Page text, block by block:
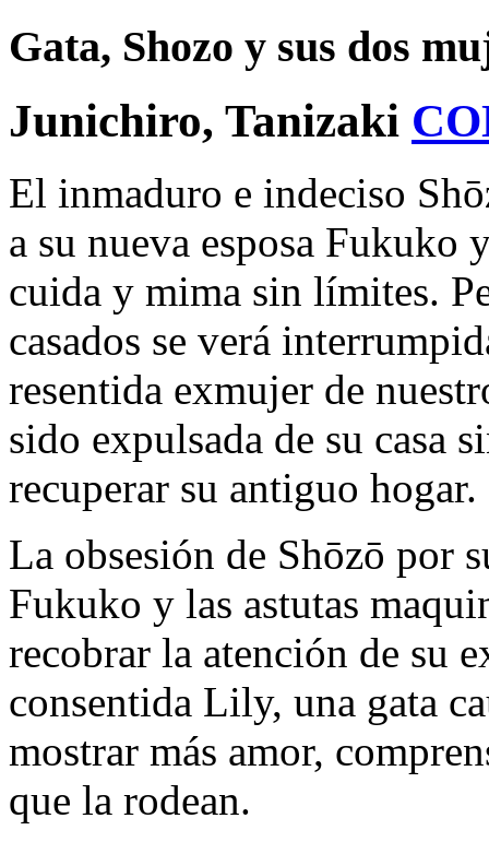
Gata, Shozo y sus dos
Junichiro, Tanizaki
El inmaduro e indeciso
a su nueva esposa Fukuko
cuida y mima sin límites.
casados se verá
resentida exmujer de
sido expulsada de su casa
recuperar su antiguo hogar.
La obsesión de Shōzō por
Fukuko y las astutas
recobrar la atención de su
consentida Lily, una gata
mostrar más amor,
que la rodean.